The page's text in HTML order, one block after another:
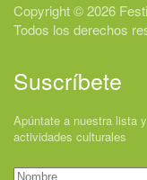
Copyright © 2026
Todos los derechos
Suscríbete
Apúntate a nuestra lista
actividades culturales